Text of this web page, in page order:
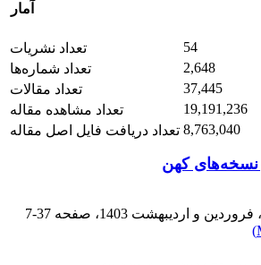
آمار
تعداد نشریات
54
تعداد شماره‌ها
2,648
تعداد مقالات
37,445
تعداد مشاهده مقاله
19,191,236
تعداد دریافت فایل اصل مقاله 8,763,040
نسخه‌های کهن
، فروردین و اردیبهشت 1403 ، صفحه 7-37
)